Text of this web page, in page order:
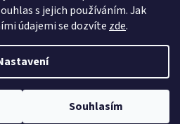
s jejich používáním. Jak
údajemi se dozvíte zde.
Souhlasím
Shoptet
. Všechna práva vyhrazena.